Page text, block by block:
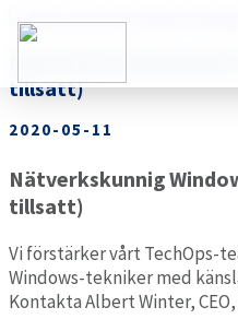
tillsatt)
2020-05-11
Nätverkskunnig
tillsatt)
Vi förstärker vårt TechOps-
Windows-tekniker med
Kontakta Albert Winter, CEO,